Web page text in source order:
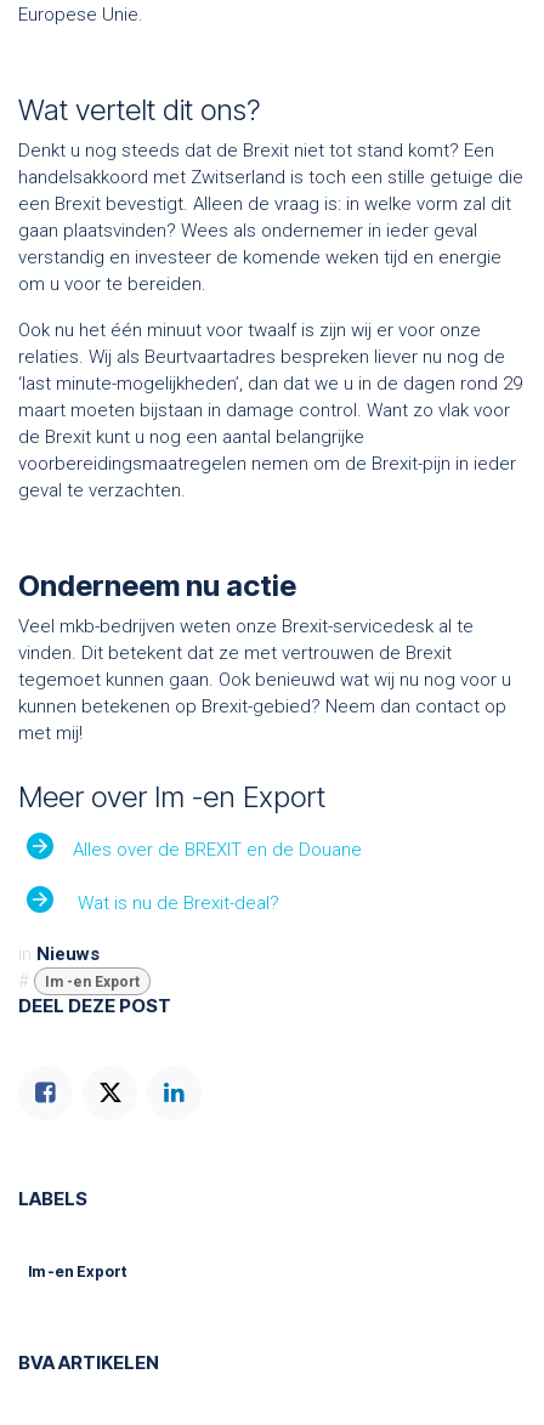
Europese Unie.
Wat vertelt dit ons?
Denkt u nog steeds dat de Brexit niet tot stand komt? Een
handelsakkoord met Zwitserland is toch een stille getuige die
een Brexit bevestigt. Alleen de vraag is: in welke vorm zal dit
gaan plaatsvinden? Wees als ondernemer in ieder geval
verstandig en investeer de komende weken tijd en energie
om u voor te bereiden.
Ook nu het één minuut voor twaalf is zijn wij er voor onze
relaties. Wij als Beurtvaartadres bespreken liever nu nog de
‘last minute-mogelijkheden’, dan dat we u in de dagen rond 29
maart moeten bijstaan in damage control. Want zo vlak voor
de Brexit kunt u nog een aantal belangrijke
voorbereidingsmaatregelen nemen om de Brexit-pijn in ieder
geval te verzachten.
Onderneem nu actie
Veel mkb-bedrijven weten onze Brexit-servicedesk al te
vinden. Dit betekent dat ze met vertrouwen de Brexit
tegemoet kunnen gaan. Ook benieuwd wat wij nu nog voor u
kunnen betekenen op Brexit-gebied? Neem dan contact op
met mij!
Meer over Im -en Export
Alles over de BREXIT en de Douane
Wat is nu de Brexit-deal?
in Nieuws
#
Im -en Export
DEEL DEZE POST
LABELS
Im -en Export
BVA ARTIKELEN